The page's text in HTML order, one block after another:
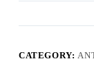
CATEGORY: